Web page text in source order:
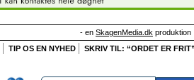
- en SkagenMedia.dk produktion
TIP OS EN NYHED SKRIV TIL: “ORDET ER